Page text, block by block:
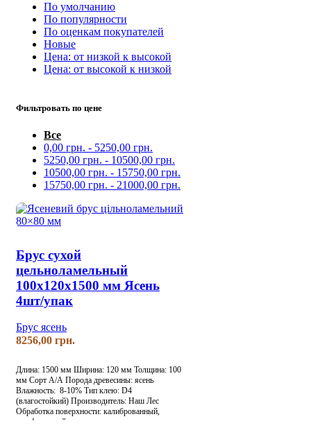
По умолчанию
По популярности
По оценкам покупателей
Новые
Цена: от низкой к высокой
Цена: от высокой к низкой
Фильтровать по цене
Все
0,00 грн. - 5250,00 грн.
5250,00 грн. - 10500,00 грн.
10500,00 грн. - 15750,00 грн.
15750,00 грн. - 21000,00 грн.
Брус сухой
цельноламельный
100х120х1500 мм Ясень
4шт/упак
Брус ясень
грн.
Длина: 1500 мм Ширина: 120 мм Толщина: 100
мм Сорт А/А Порода древесины: ясень
Влажность: 8-10% Тип клею: D4
(влагостойкий) Производитель: Наш Лес
Обработка поверхности: калиброванный,
шлифованный